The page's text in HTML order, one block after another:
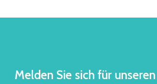
Melden Sie sich für unseren